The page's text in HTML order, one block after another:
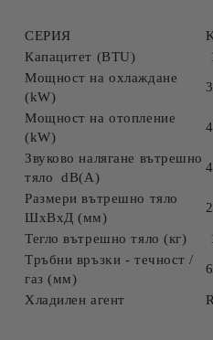
СЕРИЯ
Капацитет (BTU)
Мощност на охлаждане
(kW)
Мощност на отопление
(kW)
Звуково налягане вътрешно
тяло dB(A)
Размери вътрешно тяло
ШхВхД (мм)
Тегло вътрешно тяло (кг)
Tpъбни вpъзĸи - тeчнocт /
гaз (мм)
Хладилен агент